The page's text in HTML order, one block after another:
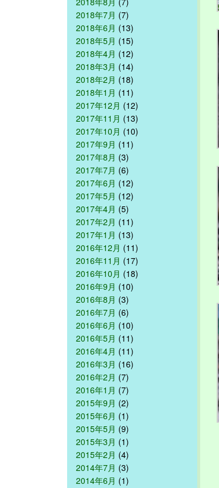
2018年7月 (7)
2018年6月 (13)
2018年5月 (15)
2018年4月 (12)
2018年3月 (14)
2018年2月 (18)
2018年1月 (11)
2017年12月 (12)
2017年11月 (13)
2017年10月 (10)
2017年9月 (11)
2017年8月 (3)
2017年7月 (6)
2017年6月 (12)
2017年5月 (12)
2017年4月 (5)
2017年2月 (11)
2017年1月 (13)
2016年12月 (11)
2016年11月 (17)
2016年10月 (18)
2016年9月 (10)
2016年8月 (3)
2016年7月 (6)
2016年6月 (10)
2016年5月 (11)
2016年4月 (11)
2016年3月 (16)
2016年2月 (7)
2016年1月 (7)
2015年9月 (2)
2015年6月 (1)
2015年5月 (9)
2015年3月 (1)
2015年2月 (4)
2014年7月 (3)
2014年6月 (1)